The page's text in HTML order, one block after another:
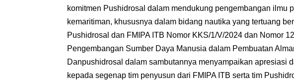
komitmen Pushidrosal dalam mendukung pengembangan ilmu
kemaritiman, khususnya dalam bidang nautika yang tertuang
Pushidrosal dan FMIPA ITB Nomor KKS/1/V/2024 dan Nomor
Pengembangan Sumber Daya Manusia dalam Pembuatan
Danpushidrosal dalam sambutannya menyampaikan apresiasi
kepada segenap tim penyusun dari FMIPA ITB serta tim